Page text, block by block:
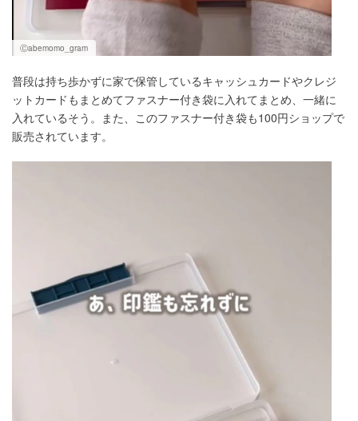
Ⓒabemomo_gram
普段は持ち歩かずに家で保管しているキャッシュカードやクレジ
ットカードもまとめてファスナー付き袋に入れてまとめ、一緒に
入れているそう。また、このファスナー付き袋も100円ショップで
販売されています。